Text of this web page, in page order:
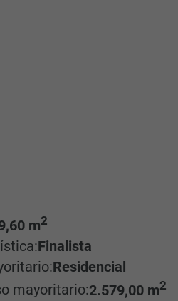
m2
Finalista
Residencial
mayoritario:2.579,00 m2